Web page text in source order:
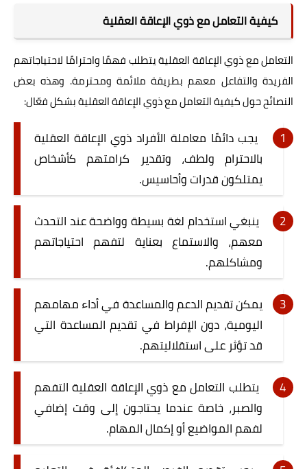
كيفية التعامل مع ذوي الإعاقة العقلية
التعامل مع ذوي الإعاقة العقلية يتطلب فهمًا واحترامًا لاحتياجاتهم
الفريدة والتفاعل معهم بطريقة ملائمة ومحترمة. وهذه بعض
النصائح حول كيفية التعامل مع ذوي الإعاقة العقلية بشكل فعّال:
يجب دائمًا معاملة الأفراد ذوي الإعاقة العقلية
بالاحترام ولطف، وتقدير كرامتهم كأشخاص
يمتلكون قدرات وأحاسيس.
ينبغي استخدام لغة بسيطة وواضحة عند التحدث
معهم، والاستماع بعناية لتفهم احتياجاتهم
ومشاكلهم.
يمكن تقديم الدعم والمساعدة في أداء مهامهم
اليومية، دون الإفراط في تقديم المساعدة التي
قد تؤثر على استقلاليتهم.
يتطلب التعامل مع ذوي الإعاقة العقلية التفهم
والصبر، خاصة عندما يحتاجون إلى وقت إضافي
لفهم المواضيع أو إكمال المهام.